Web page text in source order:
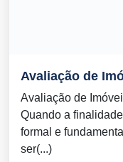
Avaliação de
Avaliação de
Quando a
formal e
ser(...)